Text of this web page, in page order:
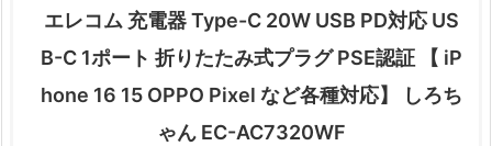
エレコム 充電器 Type-C 20W USB PD対応 US
B-C 1ポート 折りたたみ式プラグ PSE認証 【 iP
hone 16 15 OPPO Pixel など各種対応】 しろち
ゃん EC-AC7320WF